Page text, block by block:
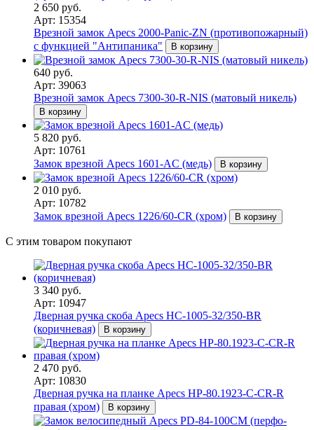
2 650 руб.
Арт: 15354
Врезной замок Apecs 2000-Panic-ZN (противопожарный)
с функцией "Антипаника"
В корзину
640 руб.
Арт: 39063
Врезной замок Apecs 7300-30-R-NIS (матовый никель)
В корзину
5 820 руб.
Арт: 10761
Замок врезной Apecs 1601-AC (медь)
В корзину
2 010 руб.
Арт: 10782
Замок врезной Apecs 1226/60-CR (хром)
В корзину
С этим товаром покупают
3 340 руб.
Арт: 10947
Дверная ручка скоба Apecs HC-1005-32/350-BR
(коричневая)
В корзину
2 470 руб.
Арт: 10830
Дверная ручка на планке Apecs HP-80.1923-C-CR-R
правая (хром)
В корзину